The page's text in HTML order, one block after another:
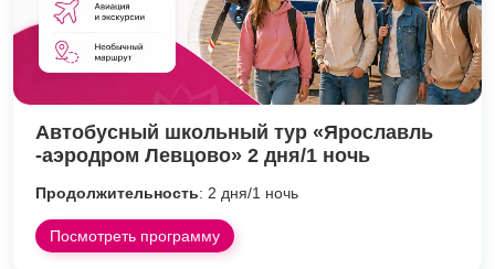
Автобусный школьный тур «Ярославль
-аэродром Левцово» 2 дня/1 ночь
Продолжительность: 2 дня/1 ночь
Посмотреть программу